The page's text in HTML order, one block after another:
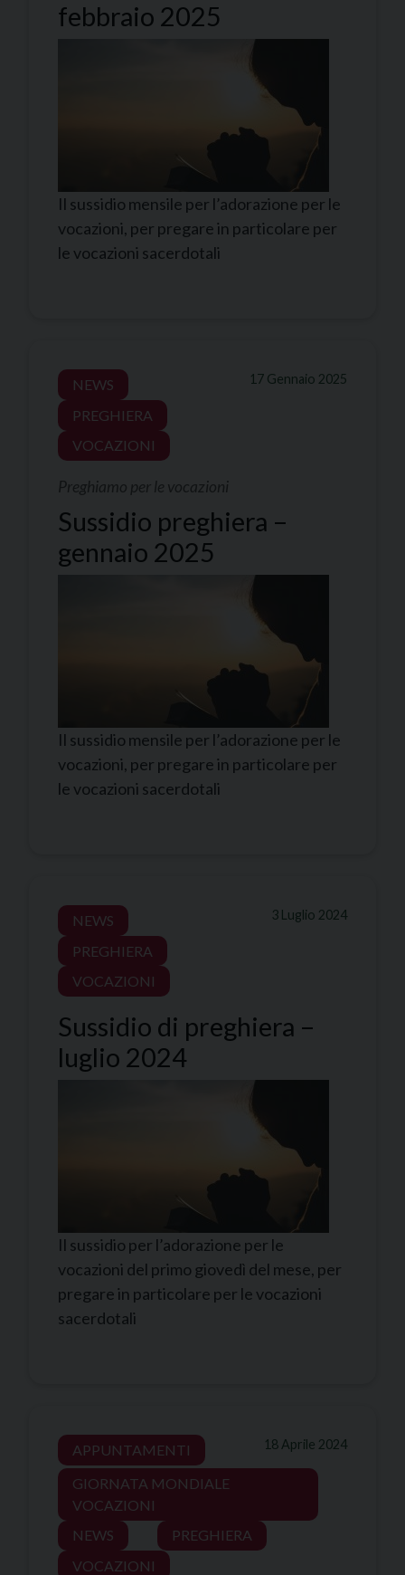
febbraio 2025
Il sussidio mensile per l’adorazione per le
vocazioni, per pregare in particolare per
le vocazioni sacerdotali
17 Gennaio 2025
NEWS
PREGHIERA
VOCAZIONI
Preghiamo per le vocazioni
Sussidio preghiera –
gennaio 2025
Il sussidio mensile per l’adorazione per le
vocazioni, per pregare in particolare per
le vocazioni sacerdotali
3 Luglio 2024
NEWS
PREGHIERA
VOCAZIONI
Sussidio di preghiera –
luglio 2024
Il sussidio per l’adorazione per le
vocazioni del primo giovedì del mese, per
pregare in particolare per le vocazioni
sacerdotali
18 Aprile 2024
APPUNTAMENTI
GIORNATA MONDIALE
VOCAZIONI
NEWS
PREGHIERA
VOCAZIONI